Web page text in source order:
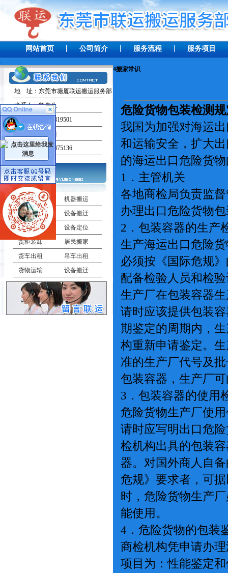
网站首页 公司简介 服务流程 服务项目
.
地 址：东莞市塘厦联运搬运服务部
联系人：熊先生
手 机：13238319501
联系人：田小姐
手 机：13537475136
工厂搬迁
机器搬运
吊车出租
设备搬迁
机器移位
设备定位
货柜装卸
居民搬家
货车出租
吊车出租
货物运输
设备搬迁
4搬家常识
危险货物包装检测
我国为加强对海运
和运输安全，扩大
的海运出口危险货
1．主管机关
各地商检局负责监
办理出口危险货物
2．包装容器的生
生产海运出口危险
必须按《国际危规
配备检验人员和检
生产厂在包装容器
请时应该提供包装
期鉴定的周期内，
构重新申请鉴定。
准的生产厂代号及
包装容器，生产厂
3．包装容器的使
危险货物生产厂使
请时应写明出口危
检机构出具的包装
器。对国外商人自
危规》要求者，可
时，危险货物生产
能使用。
4．危险货物的包
商检机构凭申请办
项目为：性能鉴定